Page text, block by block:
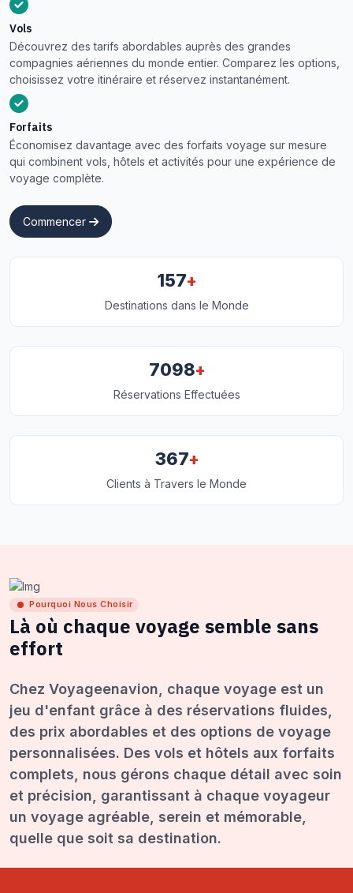
Vols
Découvrez des tarifs abordables auprès des grandes
compagnies aériennes du monde entier. Comparez les options,
choisissez votre itinéraire et réservez instantanément.
Forfaits
Économisez davantage avec des forfaits voyage sur mesure
qui combinent vols, hôtels et activités pour une expérience de
voyage complète.
Commencer
157+
Destinations dans le Monde
7098+
Réservations Effectuées
367+
Clients à Travers le Monde
Pourquoi Nous Choisir
Là où chaque voyage semble sans
effort
Chez Voyageenavion, chaque voyage est un
jeu d'enfant grâce à des réservations fluides,
des prix abordables et des options de voyage
personnalisées. Des vols et hôtels aux forfaits
complets, nous gérons chaque détail avec soin
et précision, garantissant à chaque voyageur
un voyage agréable, serein et mémorable,
quelle que soit sa destination.